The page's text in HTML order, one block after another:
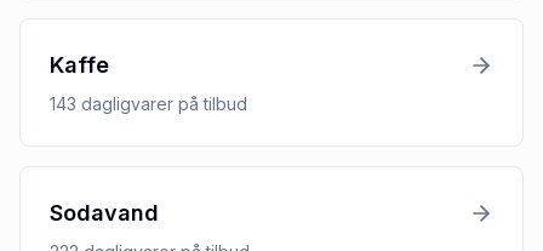
Kaffe
143 dagligvarer på tilbud
Sodavand